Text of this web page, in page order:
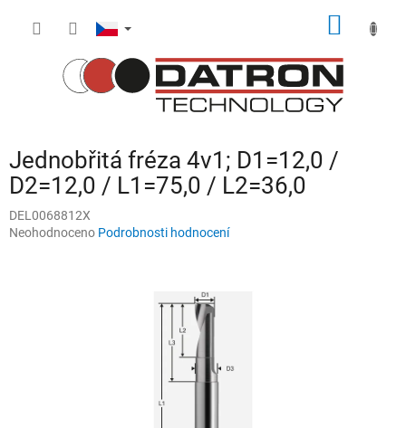
Jednobřitá fréza 4v1; D1=12,0 /
D2=12,0 / L1=75,0 / L2=36,0
DEL0068812X
Průměrné
Neohodnoceno Podrobnosti hodnocení